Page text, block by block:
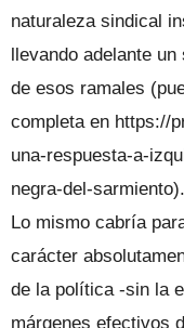
naturaleza sindical
llevando adelante
de esos ramales
completa en https://
una-respuesta-a-
negra-del-sarmiento).
Lo mismo cabría
carácter
de la política -sin la
márgenes efectivos